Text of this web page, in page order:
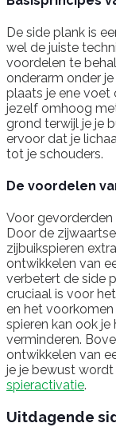
De side plank is
wel de juiste
voordelen te
onderarm onder
plaats je ene voet
jezelf omhoog
grond terwijl je je
ervoor dat je
tot je schouders.
De voordelen
Voor
Door de
zijbuikspieren
ontwikkelen van
verbetert de side
cruciaal is voor
en het voorkomen
spieren kan ook
verminderen.
ontwikkelen van
je je bewust
spieractivatie.
Uitdagende